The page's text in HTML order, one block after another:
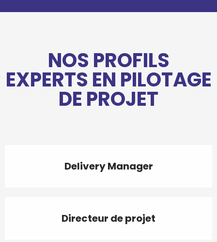
NOS PROFILS
EXPERTS EN PILOTAGE
DE PROJET
Delivery Manager
Directeur de projet